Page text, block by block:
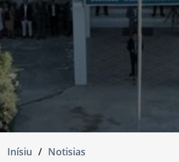
Inísiu
Notisias